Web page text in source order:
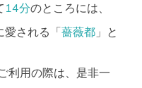
14分のところには、
愛される「薔薇都 」と
利用の際は、是非一